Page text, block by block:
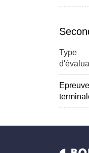
Type
Epreuve